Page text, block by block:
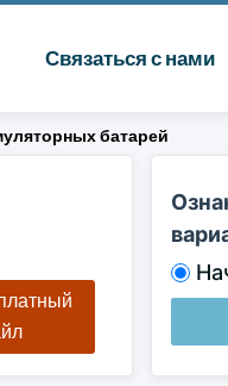
Связаться с нами
батарей